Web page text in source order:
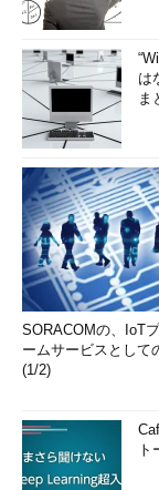
は
ま
SORACOMの、IoT
ームサービスとして
(1/2)
ト